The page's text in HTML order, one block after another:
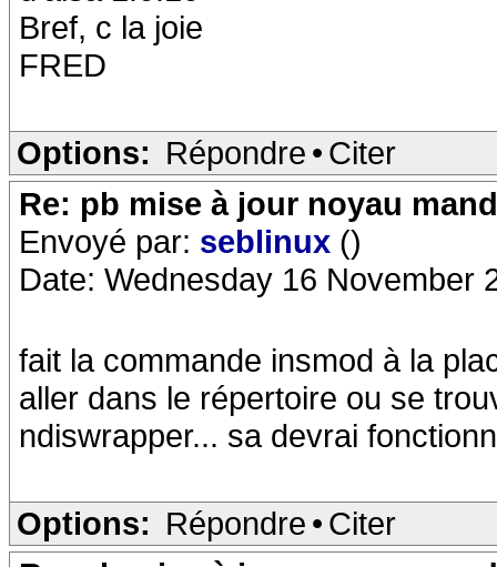
Bref, c la joie
FRED
Options: Répondre • Citer
Re: pb mise à jour noyau
Envoyé par: seblinux ()
Date: Wednesday 16 November
fait la commande insmod à la
aller dans le répertoire ou se
ndiswrapper... sa devrai
Options: Répondre • Citer